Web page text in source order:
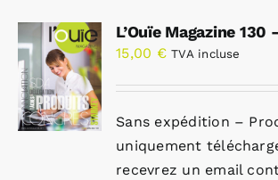
L’Ouïe Magazine 130
15,00 € TVA incluse
Sans expédition –
uniquement
recevrez un email